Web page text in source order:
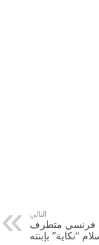
التالي
فرنسي متطرف
“نكاية” بإبنته